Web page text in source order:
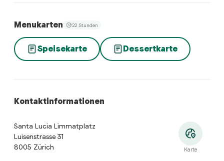
Menukarten 22 Stunden
Speisekarte Dessertkarte
Kontaktinformationen
Santa Lucia Limmatplatz
Luisenstrasse 31
8005 Zürich
Karte